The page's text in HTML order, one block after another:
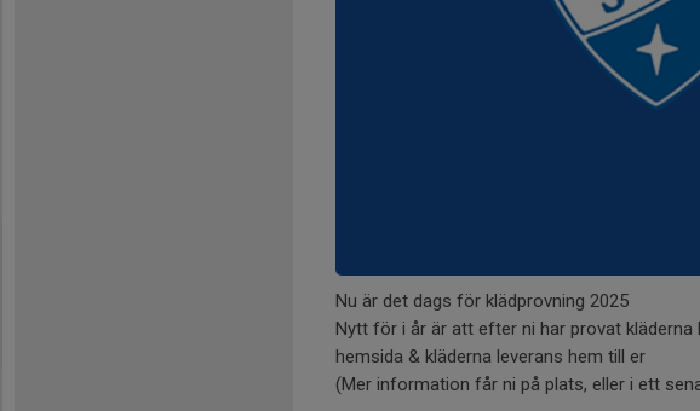
Nu är det dags för klädprovning 2025
Nytt för i år är att efter ni har provat
hemsida & kläderna leverans hem till er
(Mer information får ni på plats, eller i ett